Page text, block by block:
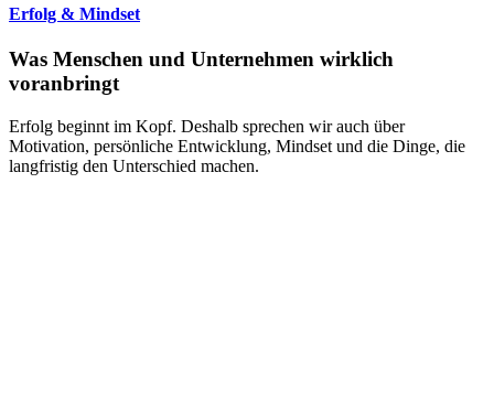
Erfolg & Mindset
Was Menschen und Unternehmen wirklich
voranbringt
Erfolg beginnt im Kopf. Deshalb sprechen wir auch über
Motivation, persönliche Entwicklung, Mindset und die Dinge, die
langfristig den Unterschied machen.